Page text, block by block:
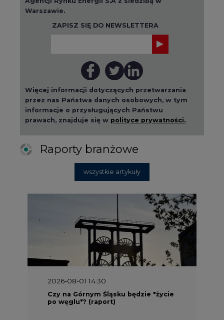
Warszawie.
ZAPISZ SIĘ DO NEWSLETTERA
Więcej informacji dotyczących przetwarzania
przez nas Państwa danych osobowych, w tym
informacje o przysługujących Państwu
prawach, znajduje się w polityce prywatności.
Raporty branżowe
wszystkie artykuły
2026-08-01 14:30
Czy na Górnym Śląsku będzie "życie
po węglu"? (raport)